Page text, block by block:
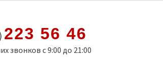
223 56 46
звонков с 9:00 до 21:00